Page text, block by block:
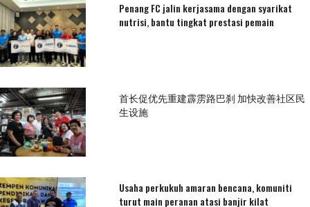
Penang FC jalin kerjasama dengan syarikat
nutrisi, bantu tingkat prestasi pemain
首长促优先重建霹雳路巴刹 加快改善社区民
生设施
Usaha perkukuh amaran bencana, komuniti
turut main peranan atasi banjir kilat